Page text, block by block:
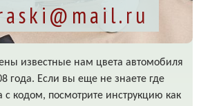
известные нам цвета автомобиля
года. Если вы еще не знаете где
с кодом, посмотрите инструкцию как